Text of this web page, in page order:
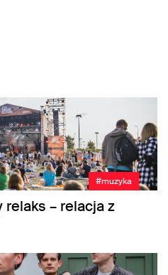
#muzyka
relaks – relacja z